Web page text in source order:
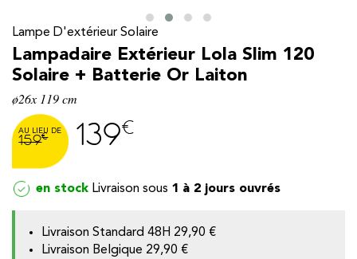
Lampe D'extérieur Solaire
Lampadaire Extérieur Lola Slim 120
Solaire + Batterie Or Laiton
ø26x 119 cm
159€ 139€
en stock 1 à 2 jours ouvrés
Livraison Standard 48H 29,90 €
Livraison Belgique 29,90 €